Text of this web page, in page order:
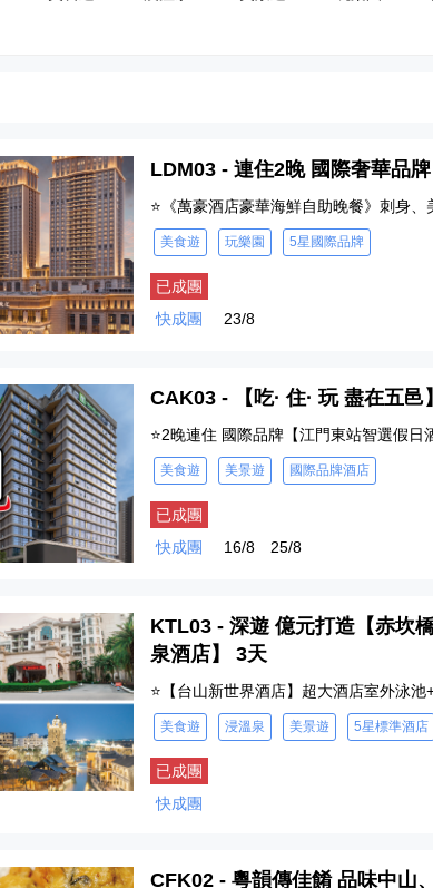
LDM03 - 連住2晚 國際奢華品
⭐《萬豪酒店豪華海鮮自助晚餐》刺身、
美食遊 玩樂園 5星國際品牌
已成團
快成團
23/8
CAK03 - 【吃· 住· 玩 盡在五
⭐2晚連住 國際品牌【江門東站智選假
美食遊 美景遊 國際品牌酒店
已成團
快成團
16/8 25/8
KTL03 - 深遊 億元打造【赤坎
泉酒店】 3天
⭐【台山新世界酒店】超大酒店室外泳
美食遊 浸溫泉 美景遊 5星標準酒店
已成團
快成團
CFK02 - 粵韻傳佳餚 品味中山